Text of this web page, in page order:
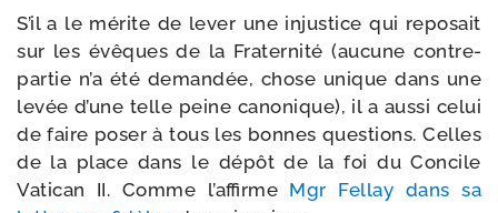
S’il a le mérite de lever une injus­tice qui repo­sait
sur les évêques de la Fraternité (aucune contre­
par­tie n’a été deman­dée, chose unique dans une
levée d’une telle peine cano­nique), il a aus­si celui
de faire poser à tous les bonnes ques­tions. Celles
de la place dans le dépôt de la foi du Concile
Vatican II. Comme l’af­firme Mgr Fellay dans sa